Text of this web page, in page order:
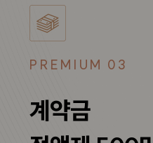
PREMIUM 03
계약금